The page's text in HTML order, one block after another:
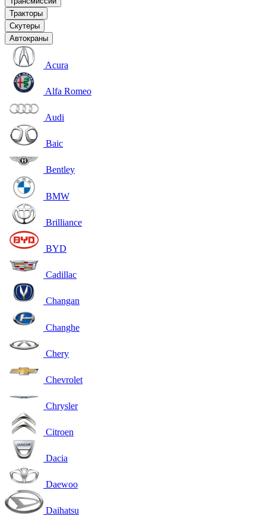
Тракторы
Скутеры
Автокраны
Acura
Alfa Romeo
Audi
Baic
Bentley
BMW
Brilliance
BYD
Cadillac
Changan
Changhe
Chery
Chevrolet
Chrysler
Citroen
Dacia
Daewoo
Daihatsu